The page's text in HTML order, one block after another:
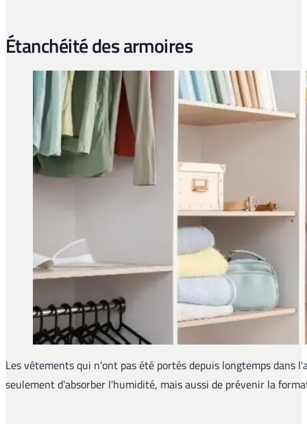
Étanchéité des armoires
Les vêtements qui n'ont pas été portés depuis longtemps dans
seulement d'absorber l'humidité, mais aussi de prévenir la